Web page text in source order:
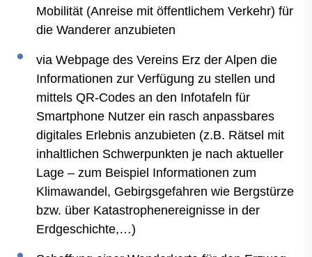
Mobilität (Anreise mit öffentlichem Verkehr) für
die Wanderer anzubieten
via Webpage des Vereins Erz der Alpen die
Informationen zur Verfügung zu stellen und
mittels QR-Codes an den Infotafeln für
Smartphone Nutzer ein rasch anpassbares
digitales Erlebnis anzubieten (z.B. Rätsel mit
inhaltlichen Schwerpunkten je nach aktueller
Lage – zum Beispiel Informationen zum
Klimawandel, Gebirgsgefahren wie Bergstürze
bzw. über Katastrophenereignisse in der
Erdgeschichte,…)